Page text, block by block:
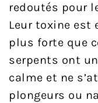
redoutés pour
Leur toxine est
plus forte que
serpents ont
calme et ne
plongeurs ou